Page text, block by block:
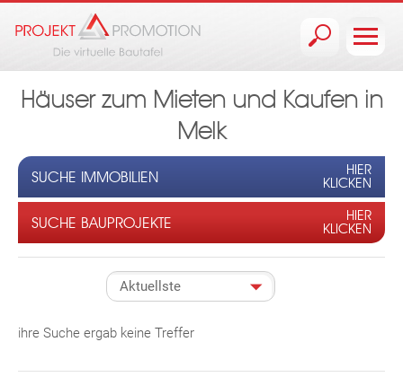
Häuser zum Mieten und Kaufen in
Melk
SUCHE IMMOBILIEN
HIER
KLICKEN
SUCHE BAUPROJEKTE
HIER
KLICKEN
ihre Suche ergab keine Treffer